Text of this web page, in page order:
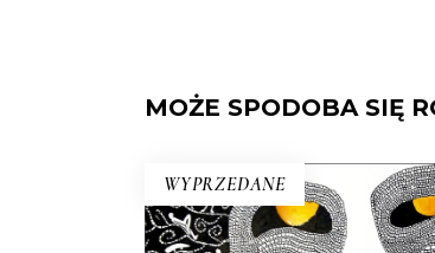
MOŻE SPODOBA SIĘ
WYPRZEDANE
ZAPOMNIANE ŚWIATŁO